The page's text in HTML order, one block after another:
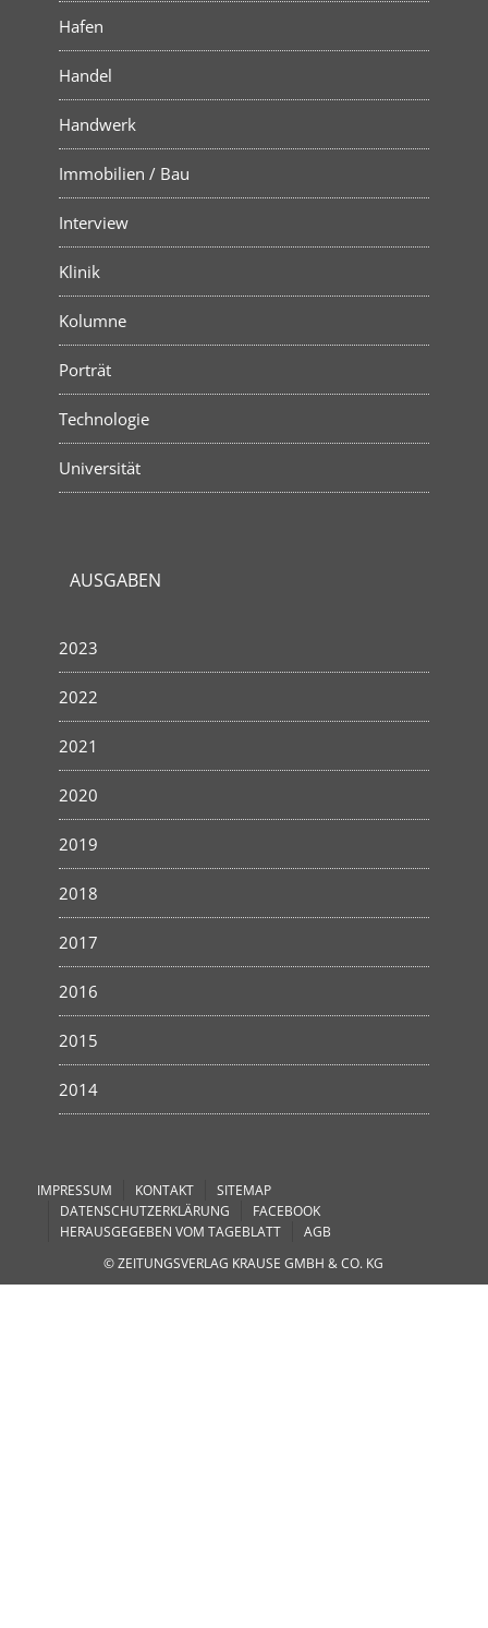
Hafen
Handel
Handwerk
Immobilien / Bau
Interview
Klinik
Kolumne
Porträt
Technologie
Universität
AUSGABEN
2023
2022
2021
2020
2019
2018
2017
2016
2015
2014
IMPRESSUM KONTAKT
SITEMAP
DATENSCHUTZERKLÄRUNG
FACEBOOK
HERAUSGEGEBEN VOM TAGEBLATT
AGB
© ZEITUNGSVERLAG KRAUSE GMBH & CO. KG